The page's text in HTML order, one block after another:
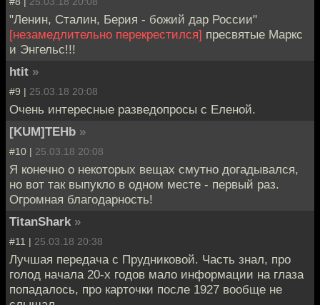
"Ленин, Сталин, Берия - божий дар России"
[незамедлительно перекрестился] пресвятые Маркс
и Энгельс!!!
htit »
#9 | 25.03.18 20:08
Очень интересные разведопросы с Еленой.
[KUM]TEHb »
#10 | 25.03.18 20:08
Я конечно о некоторых вещах смутно догадывался,
но вот так выпукло в одном месте - первый раз.
Огромная благодарность!
TitanShark »
#11 | 25.03.18 20:38
Лучшая передача с Прудниковой. Часть знал, про
голод начала 20-х годов мало информации на глаза
попадалось, про карточки после 1927 вообще не